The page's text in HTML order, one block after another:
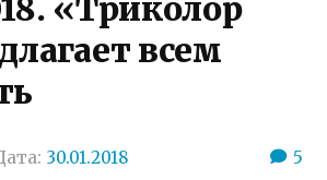
«Триколор
всем
30.01.2018 5